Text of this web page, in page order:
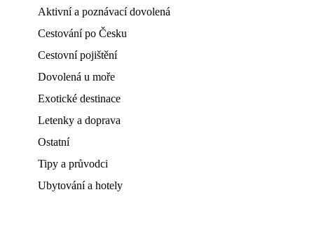
Aktivní a poznávací dovolená
Cestování po Česku
Cestovní pojištění
Dovolená u moře
Exotické destinace
Letenky a doprava
Ostatní
Tipy a průvodci
Ubytování a hotely